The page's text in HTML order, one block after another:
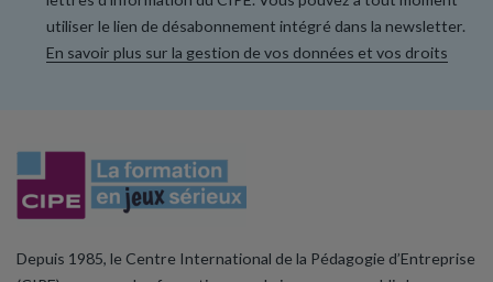
utiliser le lien de désabonnement intégré dans la newsletter.
En savoir plus sur la gestion de vos données et vos droits
Depuis 1985, le Centre International de la Pédagogie d’Entreprise